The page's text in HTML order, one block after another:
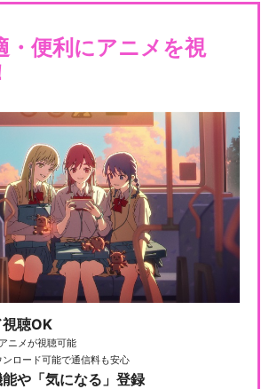
・便利にアニメを視
聴OK
ニメが視聴可能
ロード可能で通信料も安心
や「気になる」登録